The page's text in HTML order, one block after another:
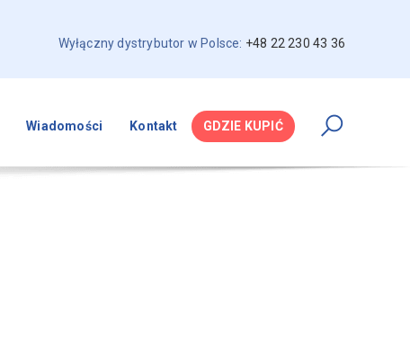
Wyłączny dystrybutor w Polsce: +48 22 230 43 36
Wiadomości Kontakt GDZIE KUPIĆ